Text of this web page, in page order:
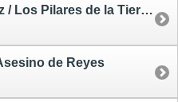
La Armadura de la Luz / Los Pilares de la Tierra 4 - tapa blanda
de Reyes